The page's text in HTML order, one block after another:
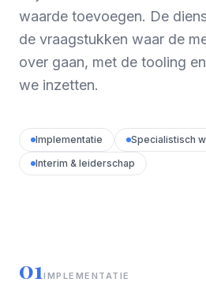
waarde toevoegen. De
de vraagstukken waar de
over gaan, met de tooling
we inzetten.
Implementatie
Specialistisch
Interim & leiderschap
01IMPLEMENTATIE